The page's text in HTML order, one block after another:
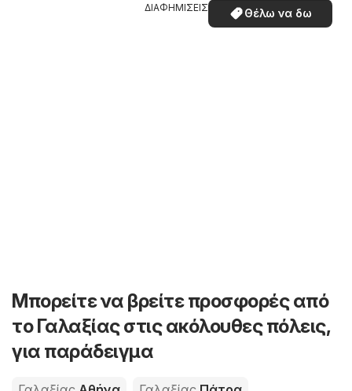
Θέλω να δω
ΔΙΑΦΗΜΙΣΕΙΣ
Μπορείτε να βρείτε προσφορές από
το Γαλαξίας στις ακόλουθες πόλεις,
για παράδειγμα